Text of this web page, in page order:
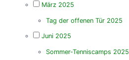
März 2025
Tag der offenen Tür 2025
Juni 2025
Sommer-Tenniscamps 2025